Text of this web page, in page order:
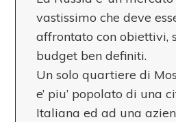
vastissimo che deve
affrontato con obiettivi,
budget ben definiti.
Un solo quartiere di
e’ piu’ popolato di una
Italiana ed ad una